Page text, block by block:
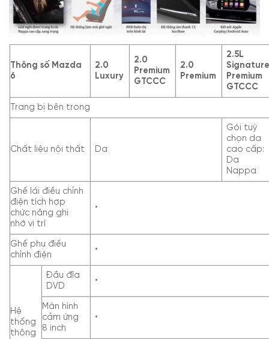
Thông số Mazda
6
2.0
Luxury
2.0
Premium
GTCCC
2.0
Premium
2.5L
Premium
GTCCC
Trang bị bên trong
Chất liệu nội thất Da
Gói tuỳ
chọn da
cao cấp:
Da
Nappa
Ghế lái điều chỉnh
điện tích hợp
chức năng ghi
nhớ vị trí
•
Ghế phụ điều
chỉnh điện
•
Hệ
thống
thông
Đầu đĩa
DVD
•
Màn hình
cảm ứng
8 inch
•